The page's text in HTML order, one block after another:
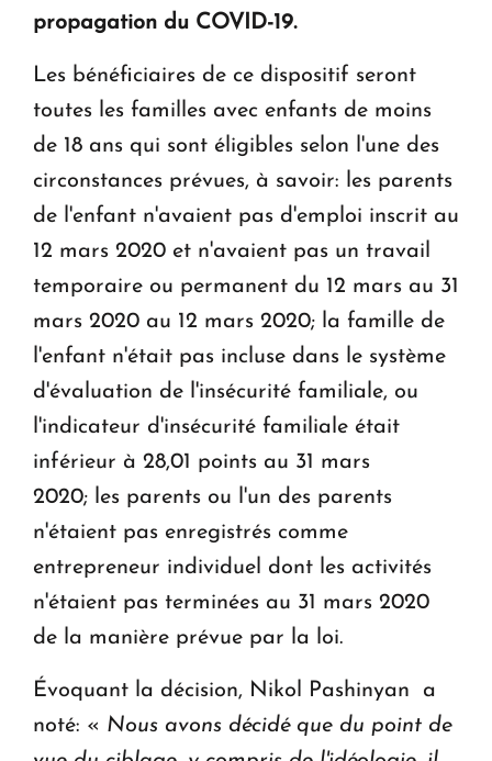
propagation du COVID-19.
Les bénéficiaires de ce dispositif seront
toutes les familles avec enfants de moins
de 18 ans qui sont éligibles selon l'une des
circonstances prévues, à savoir: les parents
de l'enfant n'avaient pas d'emploi inscrit au
12 mars 2020 et n'avaient pas un travail
temporaire ou permanent du 12 mars au 31
mars 2020 au 12 mars 2020; la famille de
l'enfant n'était pas incluse dans le système
d'évaluation de l'insécurité familiale, ou
l'indicateur d'insécurité familiale était
inférieur à 28,01 points au 31 mars
2020; les parents ou l'un des parents
n'étaient pas enregistrés comme
entrepreneur individuel dont les activités
n'étaient pas terminées au 31 mars 2020
de la manière prévue par la loi.
Évoquant la décision, Nikol Pashinyan a
noté: « Nous avons décidé que du point de